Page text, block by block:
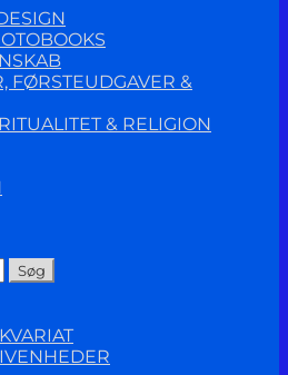
FØRSTEUDGAVER &
& RELIGION
Søg